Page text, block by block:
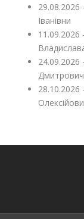
29.08.2026
Іванівни